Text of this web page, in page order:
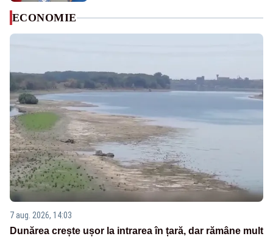
ECONOMIE
7 aug. 2026, 14:03
Dunărea crește ușor la intrarea în țară, dar rămâne mult